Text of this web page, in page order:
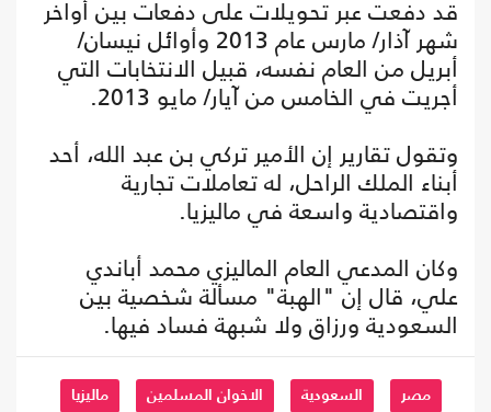
قد دفعت عبر تحويلات على دفعات بين أواخر
شهر آذار/ مارس عام 2013 وأوائل نيسان/
أبريل من العام نفسه، قبيل الانتخابات التي
أجريت في الخامس من آيار/ مايو 2013.
وتقول تقارير إن الأمير تركي بن عبد الله، أحد
أبناء الملك الراحل، له تعاملات تجارية
واقتصادية واسعة في ماليزيا.
وكان المدعي العام الماليزي محمد أباندي
علي، قال إن "الهبة" مسألة شخصية بين
السعودية ورزاق ولا شبهة فساد فيها.
مصر السعودية الاخوان المسلمين ماليزيا